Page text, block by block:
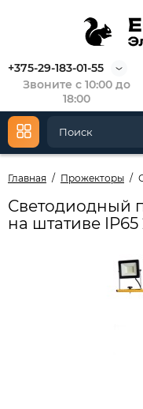
+375-29-183-01-55
Звоните с 10:00 до
18:00
Главная Прожекторы
Светодиодный
на штативе